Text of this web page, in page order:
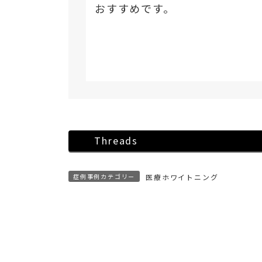
おすすめです。
Threads
症例事例カテゴリー 医療ホワイトニング